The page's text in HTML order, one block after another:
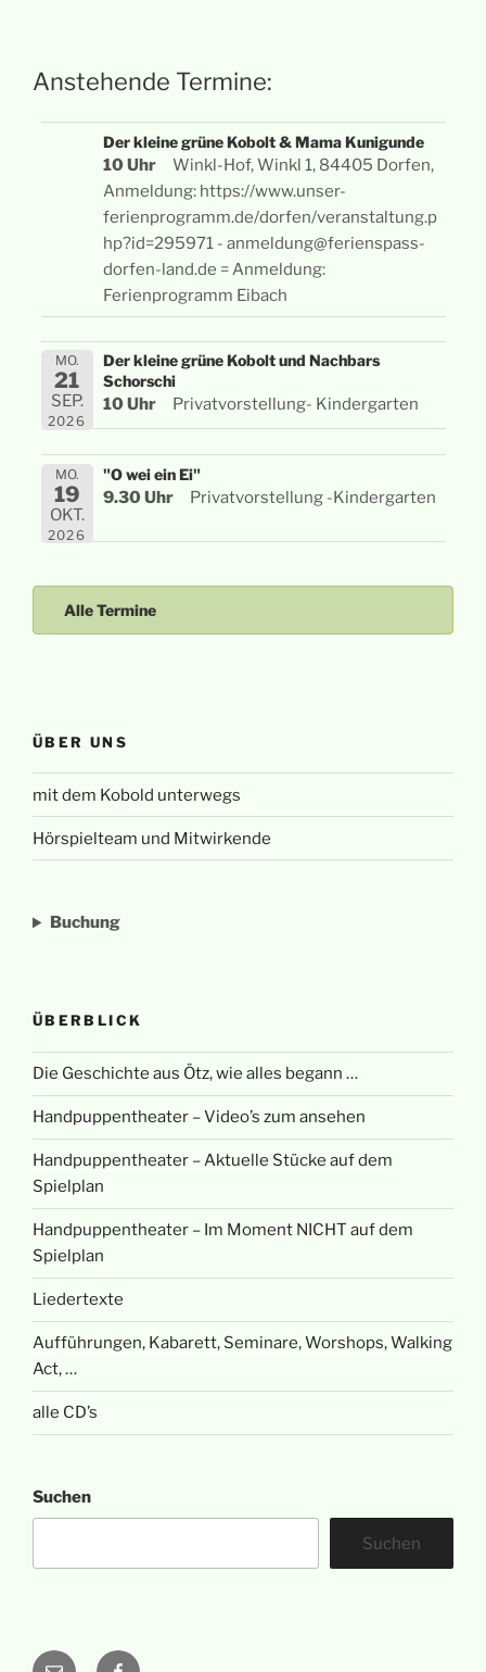
Anstehende Termine:
Der kleine grüne Kobolt & Mama Kunigunde
10 Uhr
Winkl-Hof, Winkl 1, 84405 Dorfen,
Anmeldung: https://www.unser-
ferienprogramm.de/dorfen/veranstaltung.p
hp?id=295971 - anmeldung@ferienspass-
dorfen-land.de = Anmeldung:
Ferienprogramm Eibach
MO.
21
SEP.
2026
Der kleine grüne Kobolt und Nachbars
Schorschi
10 Uhr Privatvorstellung- Kindergarten
MO.
19
OKT.
2026
"O wei ein Ei"
9.30 Uhr Privatvorstellung -Kindergarten
Alle Termine
ÜBER UNS
mit dem Kobold unterwegs
Hörspielteam und Mitwirkende
Buchung
ÜBERBLICK
Die Geschichte aus Ötz, wie alles begann …
Handpuppentheater – Video’s zum ansehen
Handpuppentheater – Aktuelle Stücke auf dem
Spielplan
Handpuppentheater – Im Moment NICHT auf dem
Spielplan
Liedertexte
Aufführungen, Kabarett, Seminare, Worshops, Walking
Act, …
alle CD’s
Suchen
Suchen
E- Facebook